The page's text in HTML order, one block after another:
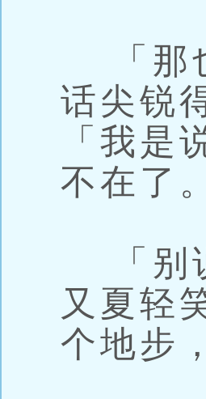
「那
话尖锐
「我是
不在了
「别
又夏轻
个地步